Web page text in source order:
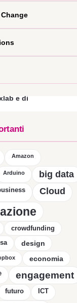
e di
due
In altre
e
una
Amazon
Arduino big data
Cloud
crowdfunding
design
economia
engagement
futuro ICT